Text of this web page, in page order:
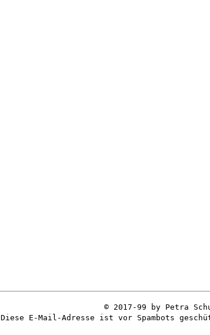
© 2017-99 by Petra
Diese E-Mail-Adresse ist vor Spambots